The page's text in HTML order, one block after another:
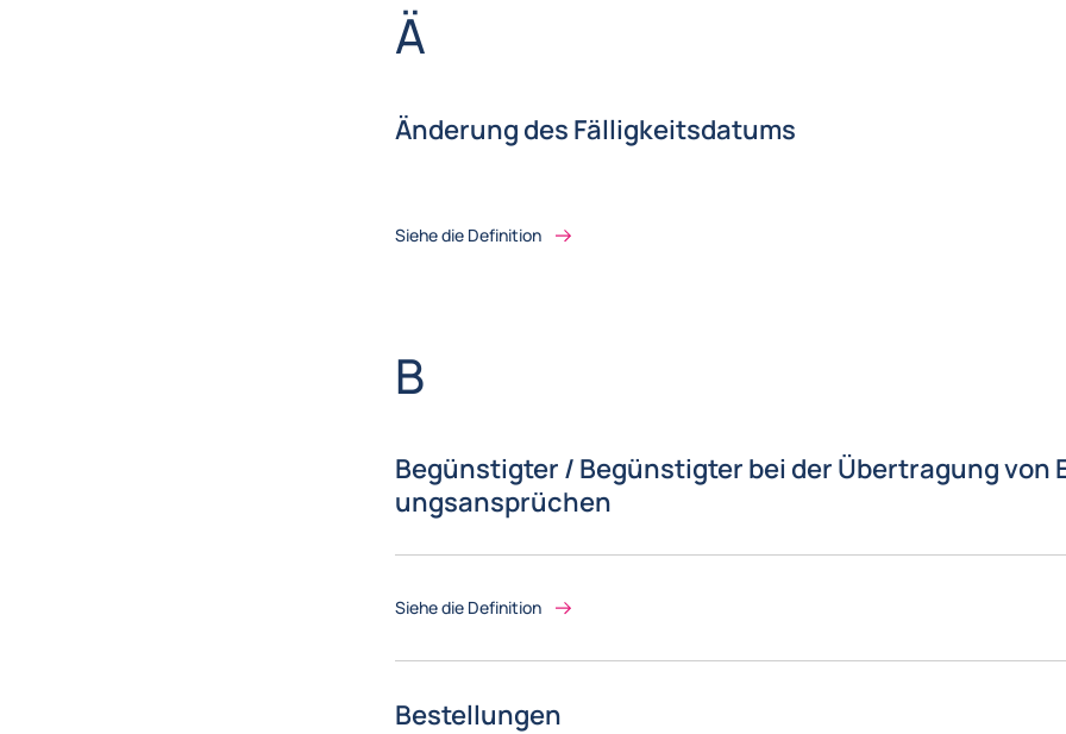
Brief
Ä
Änderung des Fälligkeitsdatums
Siehe die Definition
Brief
B
Begünstigter / Begünstigter bei der Übertragung von
ungsansprüchen
Siehe die Definition
Bestellungen